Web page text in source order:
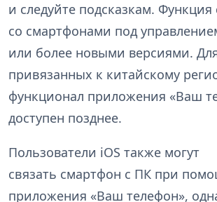
и следуйте подсказкам.
со смартфонами под
или более новыми версиями.
привязанных к китайскому
функционал приложения «Ваш
доступен позднее.
Пользователи iOS также могут
связать смартфон с ПК при
приложения «Ваш телефон»,